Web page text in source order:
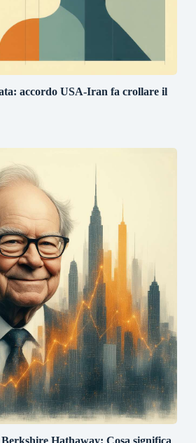
accordo USA-Iran fa crollare il
Hathaway: Cosa significa